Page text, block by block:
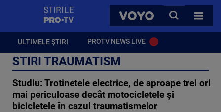
VOYO
CAUTA
TOATE
ULTIMELE ȘTIRI PROTV NEWS LIVE
STIRI TRAUMATISM
Studiu: Trotinetele electrice, de aproape trei ori
mai periculoase decât motocicletele și
bicicletele în cazul traumatismelor